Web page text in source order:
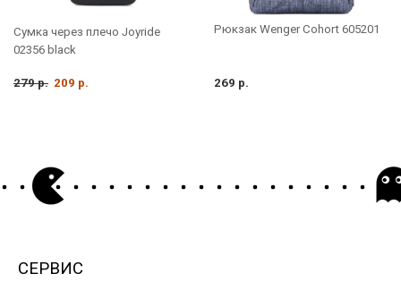
Сумка через плечо Joyride
02356 black
279 р. 209 р.
Рюкзак Wenger Cohort 605201
269 р.
СЕРВИС